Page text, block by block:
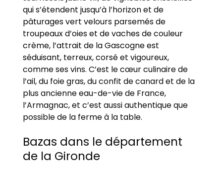
qui s’étendent jusqu’à l’horizon et de
pâturages vert velours parsemés de
troupeaux d’oies et de vaches de couleur
crème, l’attrait de la Gascogne est
séduisant, terreux, corsé et vigoureux,
comme ses vins. C’est le cœur culinaire de
l’ail, du foie gras, du confit de canard et de la
plus ancienne eau-de-vie de France,
l’Armagnac, et c’est aussi authentique que
possible de la ferme à la table.
Bazas dans le département
de la Gironde